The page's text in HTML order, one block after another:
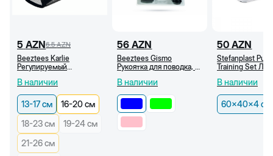
5 AZN6.5 AZN
Beeztees Karlie
Регулируемый
для собак (13-17 см)
В наличии
13-17 см
16-20 см
18-23 см
19-24 см
21-26 см
56 AZN
Beeztees Gismo
Рукоятка для поводка, с
мешочков (Синий)
В наличии
50 AZN
Stefanplast
Training Set
для щенков,
60x40x4 см
В наличии
60x40x4 см